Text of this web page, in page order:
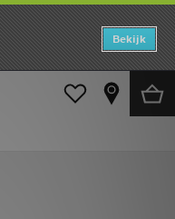
Bekijk
35) Sportschoenen